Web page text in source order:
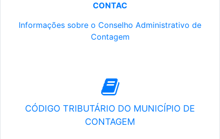
CONTAC
Informações sobre o Conselho Administrativo de
Contagem
CÓDIGO TRIBUTÁRIO DO MUNICÍPIO DE
CONTAGEM